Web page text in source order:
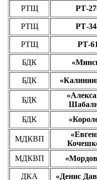
РТЩ РТ-
РТЩ РТ-
РТЩ РТ-61
БДК
БДК
БДК
БДК
МДКВП
МДКВП
ДКА «Денис